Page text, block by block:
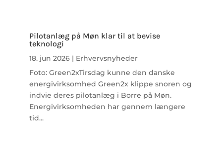
Pilotanlæg på Møn klar til at bevise
teknologi
18. jun 2026 | Erhvervsnyheder
Foto: Green2xTirsdag kunne den danske
energivirksomhed Green2x klippe snoren og
indvie deres pilotanlæg i Borre på Møn.
Energivirksomheden har gennem længere
tid...